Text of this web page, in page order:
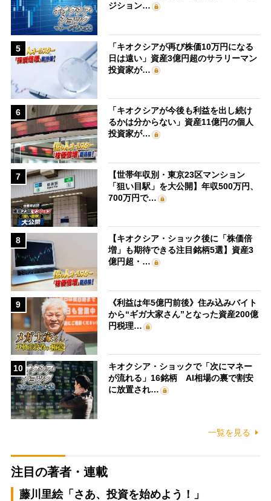
ジション…
5
「キオクシアが再び株価10万円になる
日は遠い」資産3億円超のサラリーマン
投資家が…
6
「キオクシアが今後も利益を出し続け
るかは分からない」資産11億円の個人
投資家が…
7
【世帯年収別・東京23区マンション
「狙い目駅」を大公開】年収500万円、
700万円で…
8
【キオクシア・ショック後に「株価倍
増」も期待できる注目銘柄5選】資産3
億円超・…
9
《利益は年5億円前後》住み込みバイト
から“ギガ大家さん”となった資産200億
円税理…
10
キオクシア・ショックで「次にマネー
が流れる」16銘柄 AI相場の裏で割安
に放置され…
一覧を見る
注目の著者・連載
藤川里絵「さあ、投資を始めよう！」